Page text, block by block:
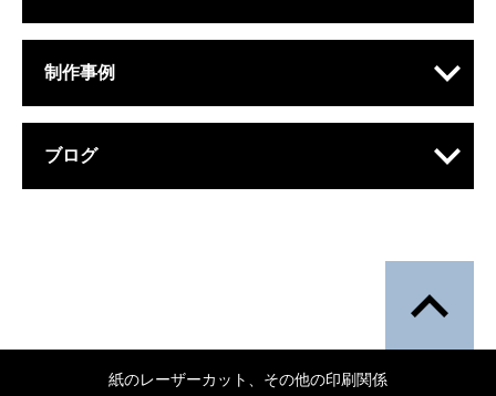
制作事例
ブログ
紙のレーザーカット、その他の印刷関係